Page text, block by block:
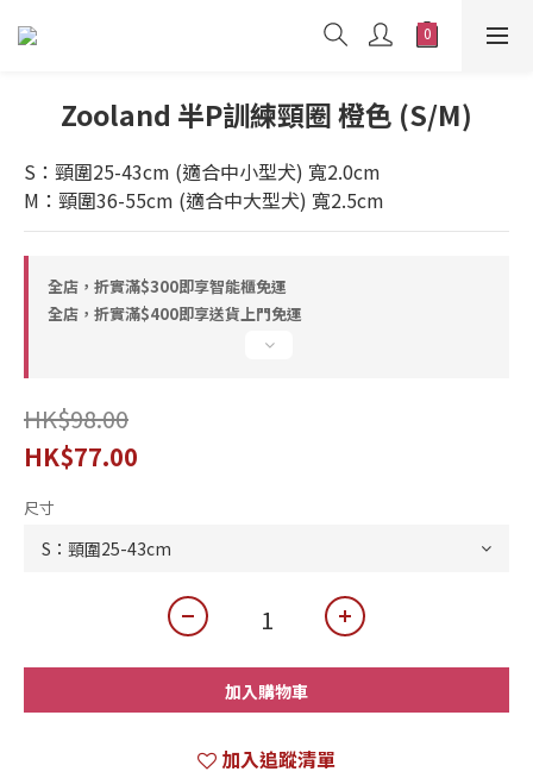
Zooland 半P訓練頸圈 橙色 (S/M)
S：頸圍25-43cm (適合中小型犬) 寬2.0cm
M：頸圍36-55cm (適合中大型犬) 寬2.5cm
全店，折實滿$300即享智能櫃免運
全店，折實滿$400即享送貨上門免運
HK$98.00
HK$77.00
尺寸
加入購物車
加入追蹤清單